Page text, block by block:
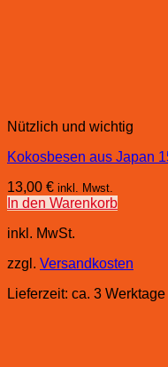
Nützlich und wichtig
Kokosbesen aus Japan
13,00 € inkl. Mwst.
In den Warenkorb
inkl. MwSt.
zzgl. Versandkosten
Lieferzeit: ca. 3